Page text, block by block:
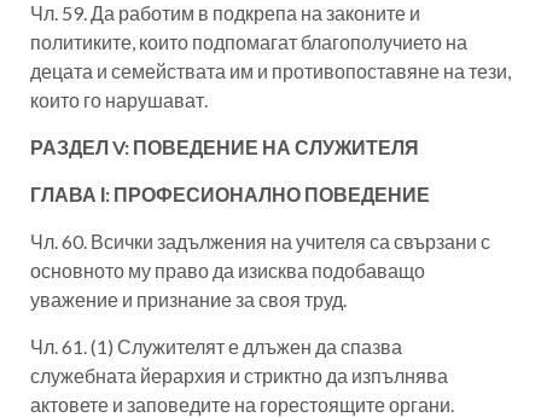
Чл. 59. Да работим в подкрепа на законите и
политиките, които подпомагат благополучието на
децата и семействата им и противопоставяне на тези,
които го нарушават.
РАЗДЕЛ V: ПОВЕДЕНИЕ НА СЛУЖИТЕЛЯ
ГЛАВА І: ПРОФЕСИОНАЛНО ПОВЕДЕНИЕ
Чл. 60. Всички задължения на учителя са свързани с
основното му право да изисква подобаващо
уважение и признание за своя труд.
Чл. 61. (1) Служителят е длъжен да спазва
служебната йерархия и стриктно да изпълнява
актовете и заповедите на горестоящите органи.